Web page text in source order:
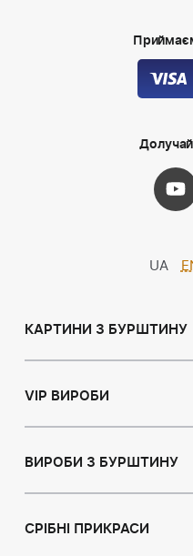
UA
КАРТИНИ З БУРШТИНУ
Іменні ікони
Натюрморт
VIP ВИРОБИ
Ікони з пластин
ВИРОБИ З БУРШТИНУ
Браслети
СРІБНІ ПРИКРАСИ